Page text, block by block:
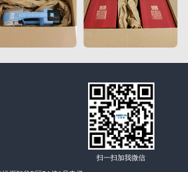
扫一扫加我微信